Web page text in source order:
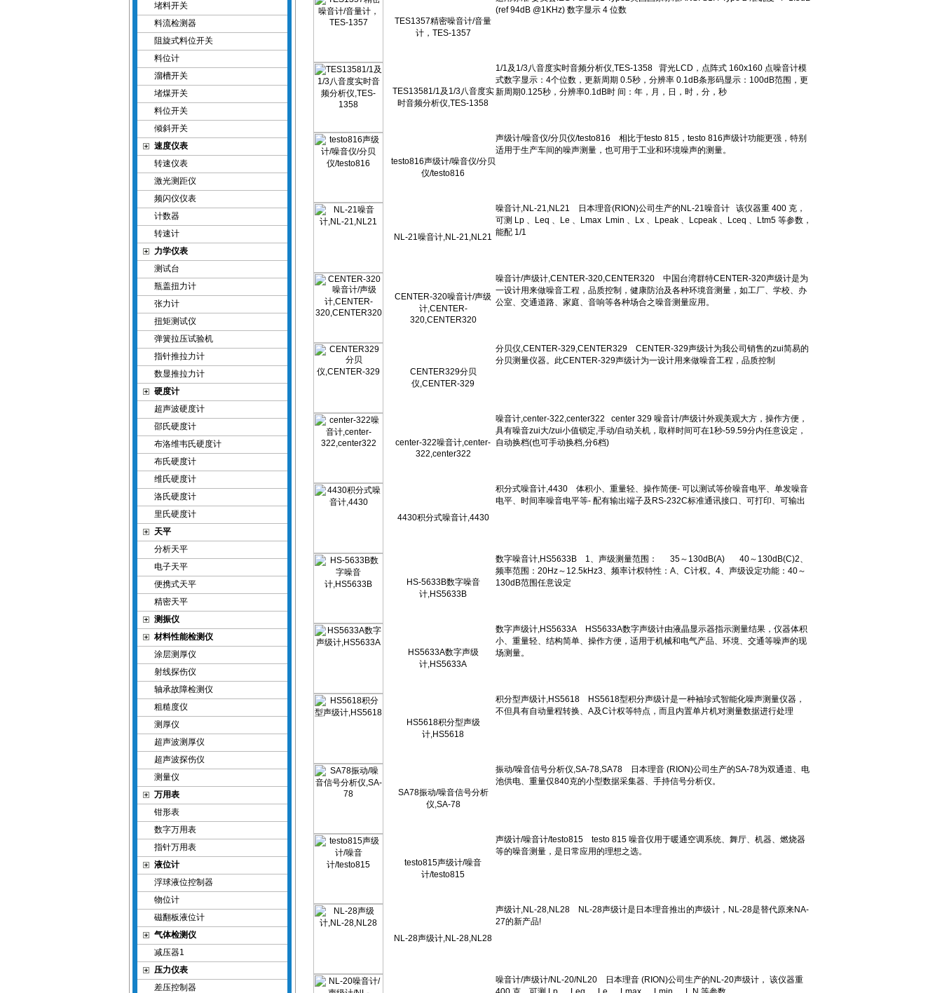
堵料开关
料流检测器
阻旋式料位开关
料位计
溜槽开关
堵煤开关
料位开关
倾斜开关
速度仪表
转速仪表
激光测距仪
频闪仪仪表
计数器
转速计
力学仪表
测试台
瓶盖扭力计
张力计
扭矩测试仪
弹簧拉压试验机
指针推拉力计
数显推拉力计
硬度计
超声波硬度计
邵氏硬度计
布洛维韦氏硬度计
布氏硬度计
维氏硬度计
洛氏硬度计
里氏硬度计
天平
分析天平
电子天平
便携式天平
精密天平
测振仪
材料性能检测仪
涂层测厚仪
射线探伤仪
轴承故障检测仪
粗糙度仪
测厚仪
超声波测厚仪
超声波探伤仪
测量仪
万用表
钳形表
数字万用表
指针万用表
液位计
浮球液位控制器
物位计
磁翻板液位计
气体检测仪
减压器1
压力仪表
差压控制器
TES1357精密噪音计/音量
计，TES-1357
TES13581/1及1/3八音度实
时音频分析仪,TES-1358
testo816声级计/噪音仪/分贝
仪/testo816
NL-21噪音计,NL-21,NL21
CENTER-320噪音计/声级
计,CENTER-
320,CENTER320
CENTER329分贝
仪,CENTER-329
center-322噪音计,center-
322,center322
4430积分式噪音计,4430
HS-5633B数字噪音
计,HS5633B
HS5633A数字声级
计,HS5633A
HS5618积分型声级
计,HS5618
SA78振动/噪音信号分析
仪,SA-78
testo815声级计/噪音
计/testo815
NL-28声级计,NL-28,NL28